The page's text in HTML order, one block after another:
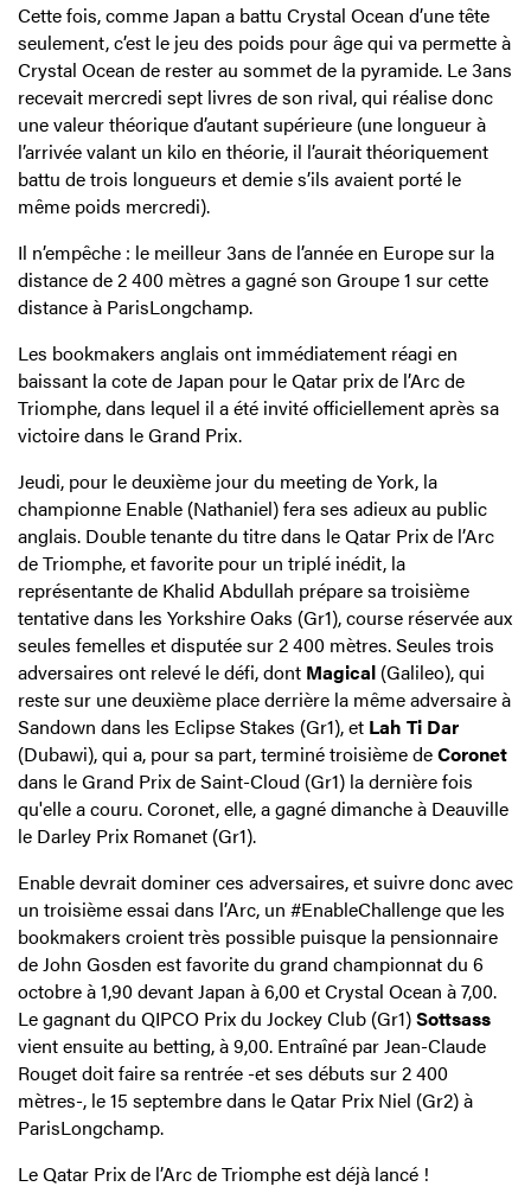
Cette fois, comme Japan a battu Crystal Ocean d’une tête
seulement, c’est le jeu des poids pour âge qui va permette à
Crystal Ocean de rester au sommet de la pyramide. Le 3ans
recevait mercredi sept livres de son rival, qui réalise donc
une valeur théorique d’autant supérieure (une longueur à
l’arrivée valant un kilo en théorie, il l’aurait théoriquement
battu de trois longueurs et demie s’ils avaient porté le
même poids mercredi).
Il n’empêche : le meilleur 3ans de l’année en Europe sur la
distance de 2 400 mètres a gagné son Groupe 1 sur cette
distance à ParisLongchamp.
Les bookmakers anglais ont immédiatement réagi en
baissant la cote de Japan pour le Qatar prix de l’Arc de
Triomphe, dans lequel il a été invité officiellement après sa
victoire dans le Grand Prix.
Jeudi, pour le deuxième jour du meeting de York, la
championne Enable (Nathaniel) fera ses adieux au public
anglais. Double tenante du titre dans le Qatar Prix de l’Arc
de Triomphe, et favorite pour un triplé inédit, la
représentante de Khalid Abdullah prépare sa troisième
tentative dans les Yorkshire Oaks (Gr1), course réservée aux
seules femelles et disputée sur 2 400 mètres. Seules trois
adversaires ont relevé le défi, dont Magical (Galileo), qui
reste sur une deuxième place derrière la même adversaire à
Sandown dans les Eclipse Stakes (Gr1), et Lah Ti Dar
(Dubawi), qui a, pour sa part, terminé troisième deCoronet
dans le Grand Prix de Saint-Cloud (Gr1) la dernière fois
qu'elle a couru. Coronet, elle, a gagné dimanche à Deauville
le Darley Prix Romanet (Gr1).
Enable devrait dominer ces adversaires, et suivre donc avec
un troisième essai dans l’Arc, un #EnableChallenge que les
bookmakers croient très possible puisque la pensionnaire
de John Gosden est favorite du grand championnat du 6
octobre à 1,90 devant Japan à 6,00 et Crystal Ocean à 7,00.
Le gagnant du QIPCO Prix du Jockey Club (Gr1)Sottsass
vient ensuite au betting, à 9,00. Entraîné par Jean-Claude
Rouget doit faire sa rentrée -et ses débuts sur 2 400
mètres-, le 15 septembre dans le Qatar Prix Niel (Gr2) à
ParisLongchamp.
Le Qatar Prix de l’Arc de Triomphe est déjà lancé !